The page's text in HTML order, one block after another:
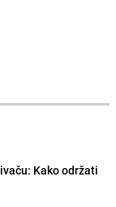
Kako održati